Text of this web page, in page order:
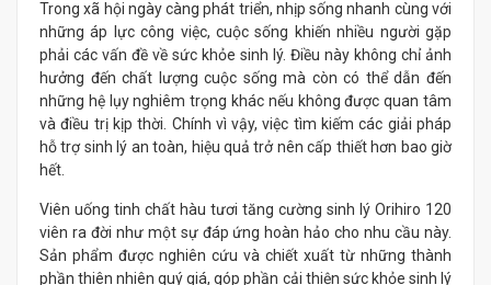
Trong xã hội ngày càng phát triển, nhịp sống nhanh cùng với
những áp lực công việc, cuộc sống khiến nhiều người gặp
phải các vấn đề về sức khỏe sinh lý. Điều này không chỉ ảnh
hưởng đến chất lượng cuộc sống mà còn có thể dẫn đến
những hệ lụy nghiêm trọng khác nếu không được quan tâm
và điều trị kịp thời. Chính vì vậy, việc tìm kiếm các giải pháp
hỗ trợ sinh lý an toàn, hiệu quả trở nên cấp thiết hơn bao giờ
hết.
Viên uống tinh chất hàu tươi tăng cường sinh lý Orihiro 120
viên ra đời như một sự đáp ứng hoàn hảo cho nhu cầu này.
Sản phẩm được nghiên cứu và chiết xuất từ những thành
phần thiên nhiên quý giá, góp phần cải thiện sức khỏe sinh lý